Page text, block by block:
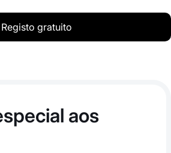
Registo gratuito
aos